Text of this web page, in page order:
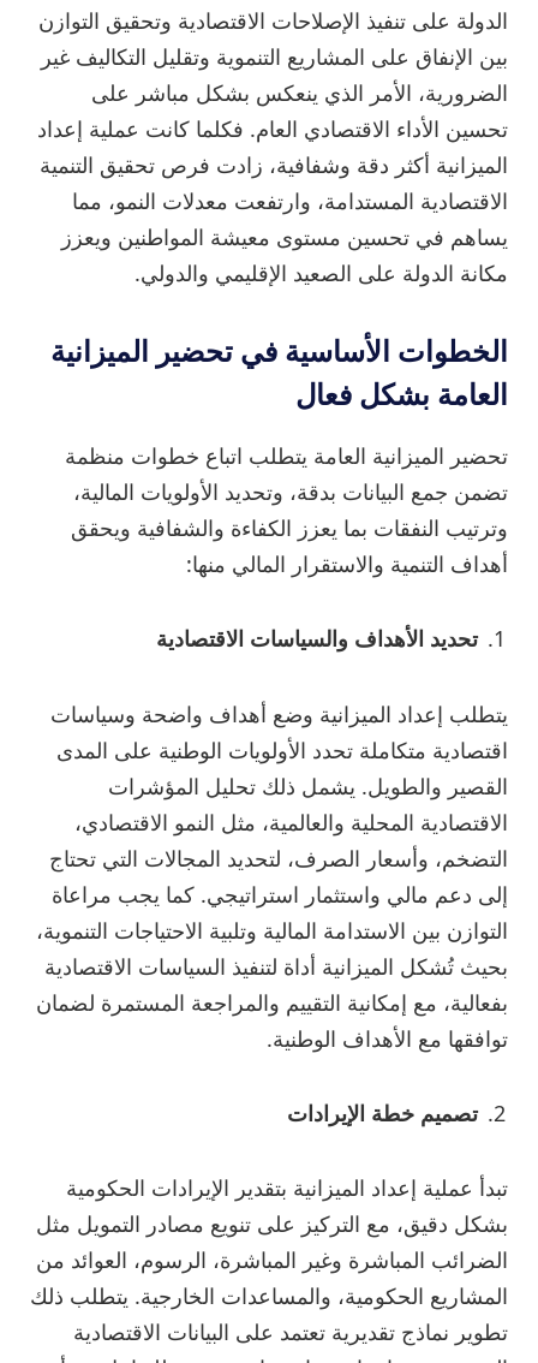
الدولة على تنفيذ الإصلاحات الاقتصادية وتحقيق التوازن
بين الإنفاق على المشاريع التنموية وتقليل التكاليف غير
الضرورية، الأمر الذي ينعكس بشكل مباشر على
تحسين الأداء الاقتصادي العام. فكلما كانت عملية إعداد
الميزانية أكثر دقة وشفافية، زادت فرص تحقيق التنمية
الاقتصادية المستدامة، وارتفعت معدلات النمو، مما
يساهم في تحسين مستوى معيشة المواطنين ويعزز
مكانة الدولة على الصعيد الإقليمي والدولي.
الخطوات الأساسية في تحضير الميزانية
العامة بشكل فعال
تحضير الميزانية العامة يتطلب اتباع خطوات منظمة
تضمن جمع البيانات بدقة، وتحديد الأولويات المالية،
وترتيب النفقات بما يعزز الكفاءة والشفافية ويحقق
أهداف التنمية والاستقرار المالي منها:
تحديد الأهداف والسياسات الاقتصادية
يتطلب إعداد الميزانية وضع أهداف واضحة وسياسات
اقتصادية متكاملة تحدد الأولويات الوطنية على المدى
القصير والطويل. يشمل ذلك تحليل المؤشرات
الاقتصادية المحلية والعالمية، مثل النمو الاقتصادي،
التضخم، وأسعار الصرف، لتحديد المجالات التي تحتاج
إلى دعم مالي واستثمار استراتيجي. كما يجب مراعاة
التوازن بين الاستدامة المالية وتلبية الاحتياجات التنموية،
بحيث تُشكل الميزانية أداة لتنفيذ السياسات الاقتصادية
بفعالية، مع إمكانية التقييم والمراجعة المستمرة لضمان
توافقها مع الأهداف الوطنية.
تصميم خطة الإيرادات
تبدأ عملية إعداد الميزانية بتقدير الإيرادات الحكومية
بشكل دقيق، مع التركيز على تنويع مصادر التمويل مثل
الضرائب المباشرة وغير المباشرة، الرسوم، العوائد من
المشاريع الحكومية، والمساعدات الخارجية. يتطلب ذلك
تطوير نماذج تقديرية تعتمد على البيانات الاقتصادية